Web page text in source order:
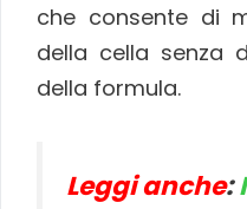
che consente di
della cella senza
della formula.
Leggi anche: